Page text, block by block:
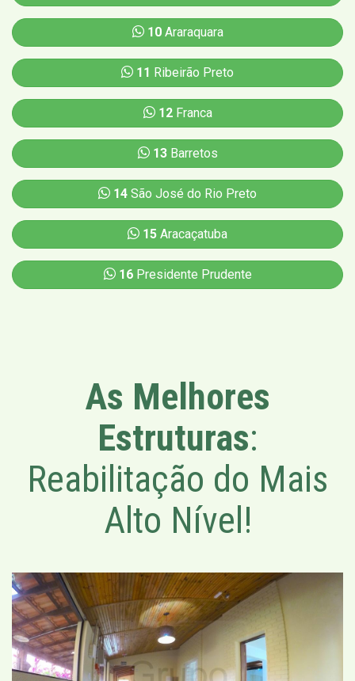
10Araraquara
11 Ribeirão Preto
12Franca
13Barretos
14 São José do Rio Preto
15 Aracaçatuba
16Presidente Prudente
As Melhores
Estruturas:
Reabilitação do Mais
Alto Nível!